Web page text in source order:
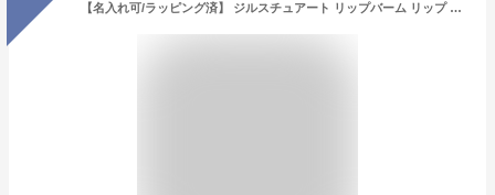
【名入れ可/ラッピング済】 ジルスチュアート リップバーム リップ バーム セット キット リップクリーム JILLSTUART 鏡 ミラー ギフト リップグロウ リップスティック リップバーム プレゼント 女性 女友達 ブランド ギフトセット 化粧品 コスメ 美容 新品